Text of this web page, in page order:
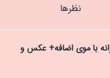
نظرها
با موی اضافه+ عکس و